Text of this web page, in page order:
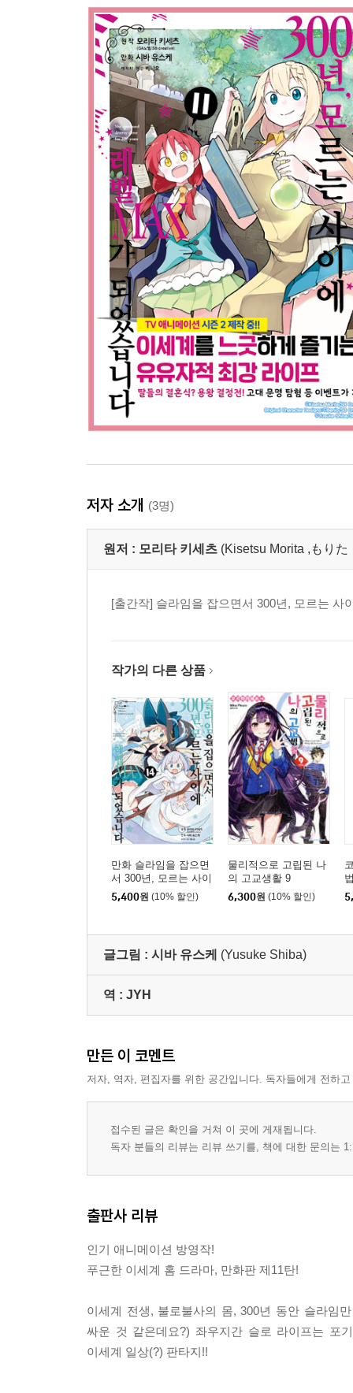
저자 소개 (3명)
원저 : 모리타 키세츠 (Kisetsu Morita ,もりた
[출간작] 슬라임을 잡으면서 300년, 모르는 사
작가의 다른 상품
만화 슬라임을 잡으면
서 300년, 모르는 사이
에 레벨MAX가 되었습
니다 14
5,400원 (10% 할인)
물리적으로 고립된 나
의 고교생활 9
6,300원 (10% 할인)
1
글그림 : 시바 유스케 (Yusuke Shiba)
역 : JYH
만든 이 코멘트
저자, 역자, 편집자를 위한 공간입니다. 독자들에게 전하
접수된 글은 확인을 거쳐 이 곳에 게재됩니다.
독자 분들의 리뷰는 리뷰 쓰기를, 책에 대한 문의는
출판사 리뷰
인기 애니메이션 방영작!
푸근한 이세계 홈 드라마, 만화판 제11탄!
이세계 전생, 불로불사의 몸, 300년 동안 슬라임
싸운 것 같은데요?) 좌우지간 슬로 라이프는 포
이세계 일상(?) 판타지!!